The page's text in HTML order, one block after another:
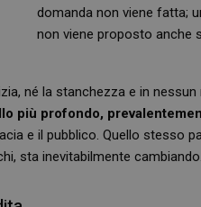
domanda non viene fatta;
non viene proposto anche
né la stanchezza e in
più profondo,
e il pubblico. Quello stesso
sta inevitabilmente cambiando.